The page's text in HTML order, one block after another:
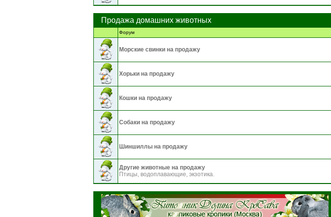
Продажа домашних животных
Форум
Морские свинки на продажу
Хорьки на продажу
Кошки на продажу
Собаки на продажу
Шиншиллы на продажу
Другие животные на продажу
Птицы, водоплавающие, экзотика.